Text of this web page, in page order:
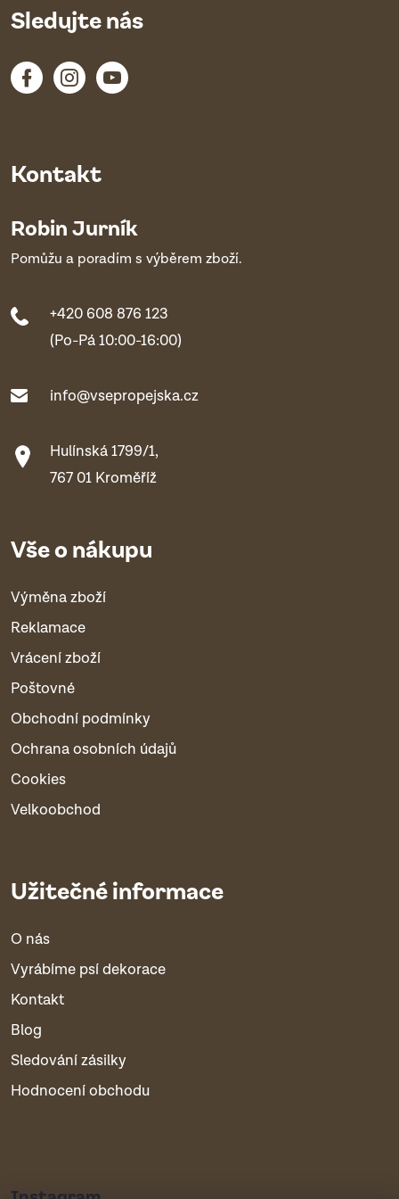
Kontakt
Robin Jurník
Pomůžu a poradím s výběrem zboží.
+420 608 876 123
(Po-Pá 10:00-16:00)
info@vsepropejska.cz
Hulínská 1799/1,
767 01 Kroměříž
Vše o nákupu
Výměna zboží
Reklamace
Vrácení zboží
Poštovné
Obchodní podmínky
Ochrana osobních údajů
Cookies
Velkoobchod
Užitečné informace
O nás
Vyrábíme psí dekorace
Kontakt
Blog
Sledování zásilky
Hodnocení obchodu
Sledujte nás